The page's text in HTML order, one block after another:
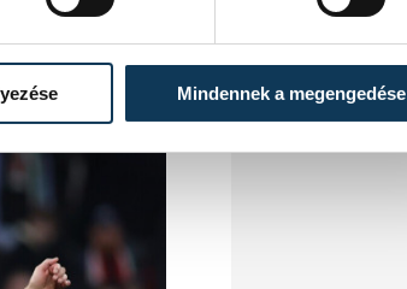
Mindennek a megengedése